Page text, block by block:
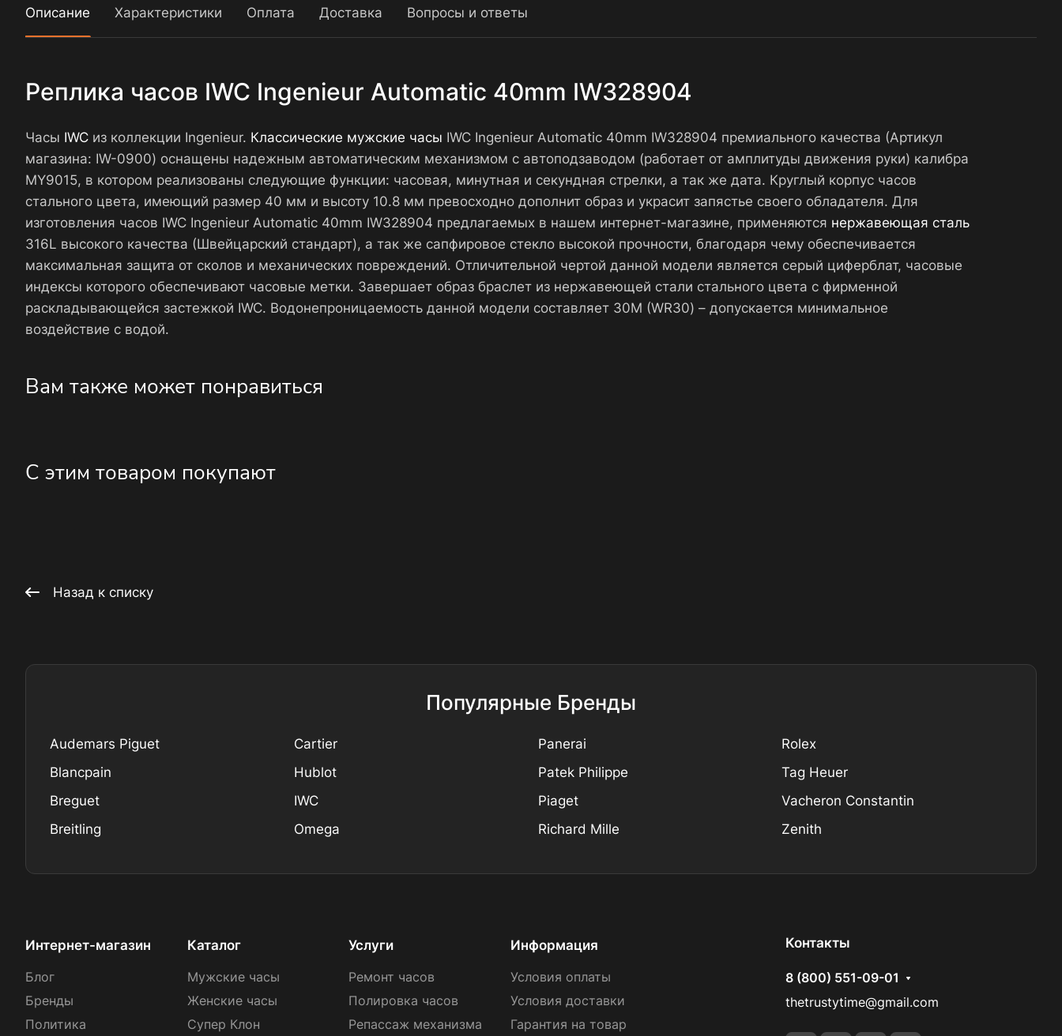
Описание Характеристики Оплата Доставка Вопросы и ответы
Реплика часов IWC Ingenieur Automatic 40mm IW328904
Часы IWC из коллекции Ingenieur. Классические мужские часы IWC Ingenieur Automatic 40mm IW328904 премиального качества (Артикул
магазина: IW-0900) оснащены надежным автоматическим механизмом с автоподзаводом (работает от амплитуды движения руки) калибра
MY9015, в котором реализованы следующие функции: часовая, минутная и секундная стрелки, а так же дата. Круглый корпус часов
стального цвета, имеющий размер 40 мм и высоту 10.8 мм превосходно дополнит образ и украсит запястье своего обладателя. Для
изготовления часов IWC Ingenieur Automatic 40mm IW328904 предлагаемых в нашем интернет-магазине, применяются нержавеющая сталь
316L высокого качества (Швейцарский стандарт), а так же сапфировое стекло высокой прочности, благодаря чему обеспечивается
максимальная защита от сколов и механических повреждений. Отличительной чертой данной модели является серый циферблат, часовые
индексы которого обеспечивают часовые метки. Завершает образ браслет из нержавеющей стали стального цвета с фирменной
раскладывающейся застежкой IWC. Водонепроницаемость данной модели составляет 30М (WR30) – допускается минимальное
воздействие с водой.
Вам также может понравиться
С этим товаром покупают
Назад к списку
Популярные Бренды
Audemars Piguet
Blancpain
Breguet
Breitling
Cartier
Hublot
IWC
Omega
Panerai
Patek Philippe
Piaget
Richard Mille
Rolex
Tag Heuer
Vacheron Constantin
Zenith
Интернет-магазин
Блог
Бренды
Политика
Каталог
Мужские часы
Женские часы
Супер Клон
Услуги
Ремонт часов
Полировка часов
Репассаж механизма
Информация
Условия оплаты
Условия доставки
Гарантия на товар
Контакты
8 (800) 551-09-01
thetrustytime@gmail.com